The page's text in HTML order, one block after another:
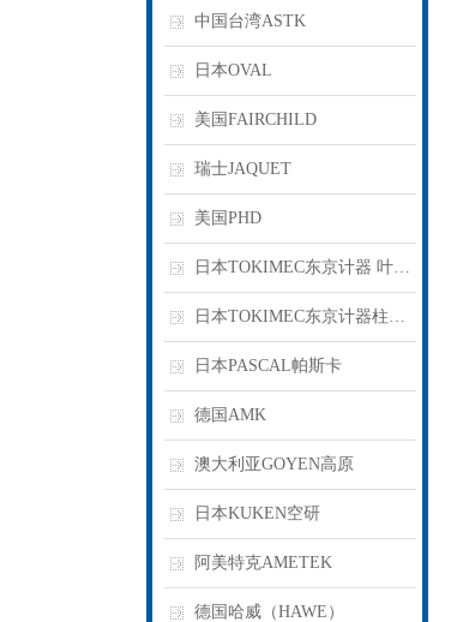
中国台湾ASTK
日本OVAL
美国FAIRCHILD
瑞士JAQUET
美国PHD
日本TOKIMEC东京计器 叶片泵
日本TOKIMEC东京计器柱塞泵
日本PASCAL帕斯卡
德国AMK
澳大利亚GOYEN高原
日本KUKEN空研
阿美特克AMETEK
德国哈威（HAWE）